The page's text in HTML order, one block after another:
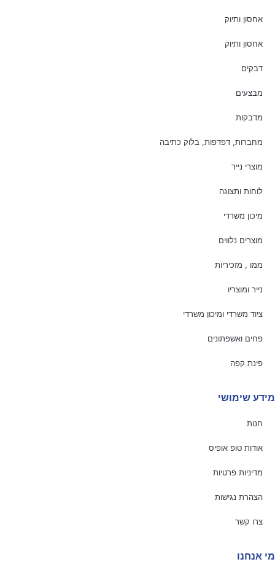
אחסון ותיוק
אחסון ותיוק
דבקים
מבצעים
מדבקות
מחברות, דפדפות, בלוק כתיבה
מוצרי נייר
לוחות ותצוגה
מיכון משרדי
מוצרים נלווים
ממו , מזכיריות
נייר ומוצריו
ציוד משרדי ומיכון משרדי
פחים ואשפתונים
פינת קפה
מידע שימושי
חנות
אודות טופ אופיס
מדיניות פרטיות
הצהרת נגישות
צרו קשר
מי אנחנו